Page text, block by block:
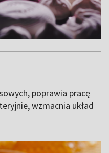
poprawia pracę
wzmacnia układ